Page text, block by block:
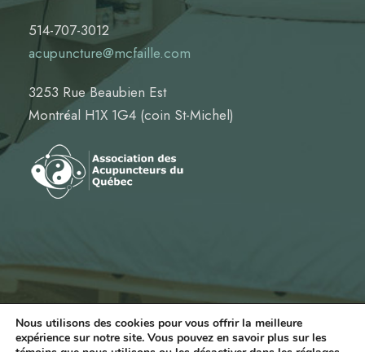
514-707-3012
acupuncture@mcfaille.com
3253 Rue Beaubien Est
Montréal H1X 1G4 (coin St-Michel)
© Marie-Claude Faille, Acupuncteur | Tous droits
Nous utilisons des cookies pour vous offrir la meilleure
expérience sur notre site. Vous pouvez en savoir plus sur les